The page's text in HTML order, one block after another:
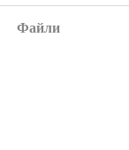
Файли